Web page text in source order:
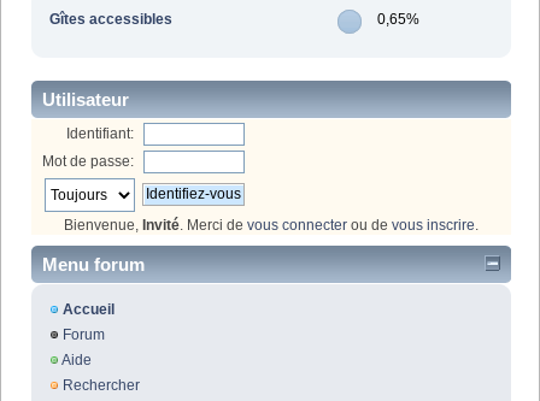
Gîtes accessibles 0,65%
Utilisateur
Identifiant:
Mot de passe:
Bienvenue, Invité. Merci de vous connecter ou de vous inscrire.
Menu forum
Accueil
Forum
Aide
Rechercher